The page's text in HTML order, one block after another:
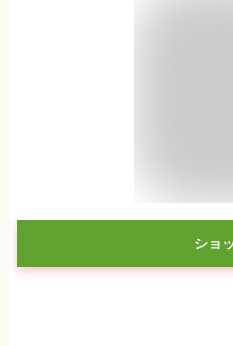
ショ